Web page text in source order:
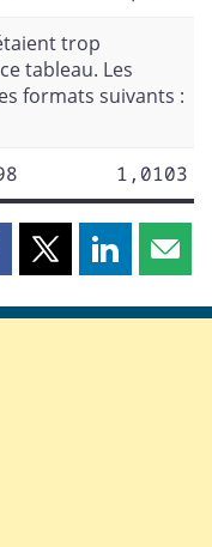
trop
tableau. Les
formats suivants :
1,0103
Partager
page
Partager
page page